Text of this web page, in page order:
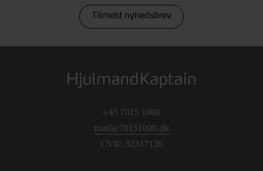
Tilmeld nyhedsbrev
+45 7015 1000
mail@70151000.dk
CVR: 32337120